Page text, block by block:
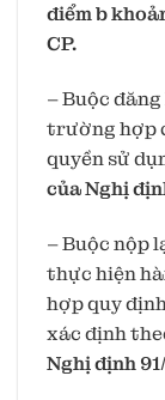
điểm b
CP.
– Buộc
trường hợp
quyền sử
của Nghị
– Buộc nộp
thực hiện
hợp quy
xác định
Nghị định